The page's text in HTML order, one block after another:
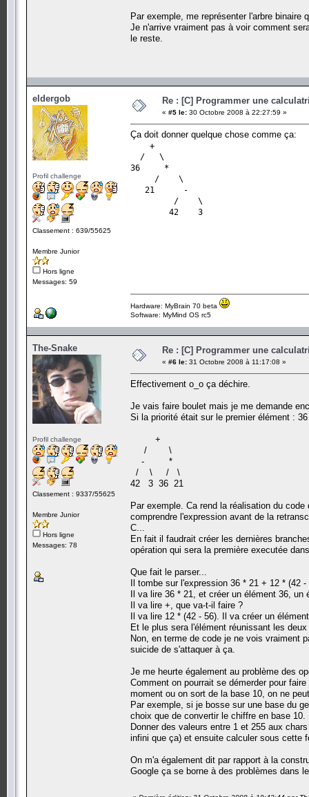
Par exemple, me représenter l'arbre
Je n'arrive vraiment pas à voir comment
le reste.
eldergob
Profil challenge
Classement : 639/55625
Membre Junior
Hors ligne
Messages: 59
Re : [C] Programmer une
« #5 le: 30 Octobre 2008 à 22:27:59 »
Ça doit donner quelque chose comme ça:
+
/ \
36 *
/ \
21 -
/ \
42 3
Hardware: MyBrain 70 beta
Software: MyMind OS rc5
The-Snake
Profil challenge
Classement : 9337/55625
Membre Junior
Hors ligne
Messages: 78
Re : [C] Programmer une
« #6 le: 31 Octobre 2008 à 11:17:08 »
Effectivement o_o ça déchire.
Je vais faire boulet mais je me demande
Si la priorité était sur le premier élément :
+
/ \
- *
/ \ / \
42 3 36 21
Par exemple. Ca rend la réalisation du
comprendre l'expression avant de la
C...
En fait il faudrait créer les dernières
opération qui sera la première executée
Que fait le parser...
Il tombe sur l'expression 36 * 21 + 12 * (42 -
Il va lire 36 * 21, et créer un élément 36,
Il va lire +, que va-t-il faire ?
Il va lire 12 * (42 - 56). Il va créer un
Et le plus sera l'élément réunissant les
Non, en terme de code je ne vois vraiment
suicide de s'attaquer à ça.
Je me heurte également au problème des
Comment on pourrait se démerder pour
moment ou on sort de la base 10, on ne
Par exemple, si je bosse sur une base du
choix que de convertir le chiffre en base 10.
Donner des valeurs entre 1 et 255 aux
infini que ça) et ensuite calculer sous cette
On m'a également dit par rapport à la
Google ça se borne à des problèmes dans